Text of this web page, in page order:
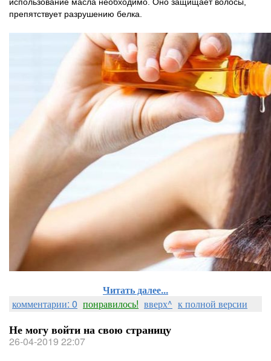
препятствует разрушению белка.
Читать далее...
комментарии: 0 понравилось! вверх^ к полной версии
Не могу войти на свою страницу
26-04-2019 22:07